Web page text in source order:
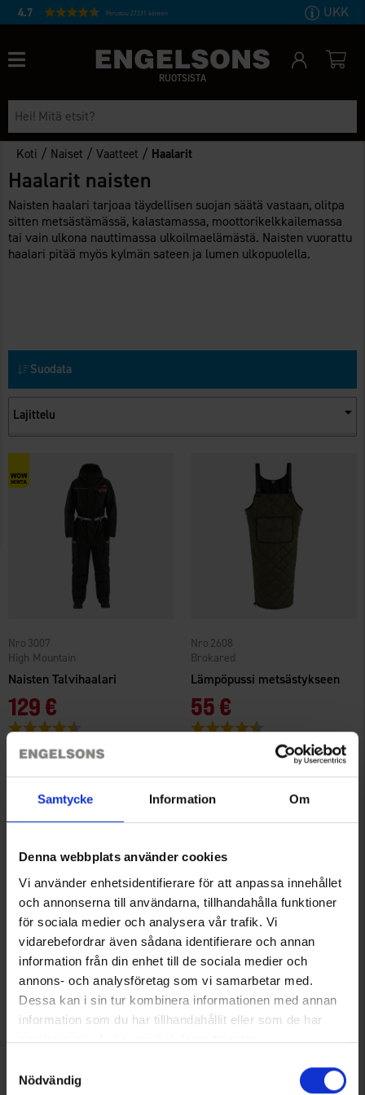
Samtycke Information Om
Denna webbplats använder cookies
Vi använder enhetsidentifierare för att anpassa innehållet
och annonserna till användarna, tillhandahålla funktioner
för sociala medier och analysera vår trafik. Vi
vidarebefordrar även sådana identifierare och annan
information från din enhet till de sociala medier och
annons- och analysföretag som vi samarbetar med.
Dessa kan i sin tur kombinera informationen med annan
information som du har tillhandahållit eller som de har
samlat in när du har använt deras tjänster.
Nödvändig
4.7 Perustuu 27231 ääneen UKK
RUOTSISTA
Koti / Naiset /Vaatteet / Haalarit
Haalarit naisten
Naisten haalari tarjoaa täydellisen suojan säätä vastaan, olitpa
sitten metsästämässä, kalastamassa, moottorikelkkailemassa
tai vain ulkona nauttimassa ulkoilmaelämästä. Naisten vuorattu
haalari pitää myös kylmän sateen ja lumen ulkopuolella.
Suodata
Lajittelu
Naisten Talvihaalari
High Mountain
3007
129 €
Arvio:
Lämpöpussi metsästykseen
Brokared
2608
55 €
Arvio:
Tuotteet 1–2 kaikkiaan 2:sta
Lämpimät haalarit kylmiin päiviin
Meiltä Engelsonsilta löydät mukavat ja käytännölliset haalarit
sekä aikuisille että lapsille. Vuoratut talvihaalarit lämmittävät
mukavasti talvipakkasilla ja tarjoavat samalla uskomattoman
hyvän liikkumisvapauden. Tietenkin haalarimme ovat sekä
tuulen- että vedenpitäviä ja kestävät monen tunnin aktiviteetit ja
talvileikit.
Valikoimassamme on kestäviä haalareita, jotka ovat